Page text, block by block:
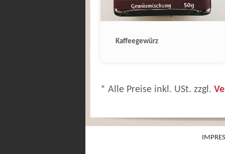
Kaffeegewürz
* Alle Preise inkl. USt. zzgl.